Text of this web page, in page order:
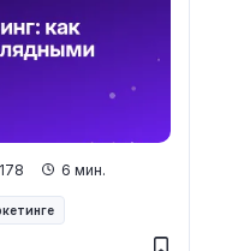
6 мин.